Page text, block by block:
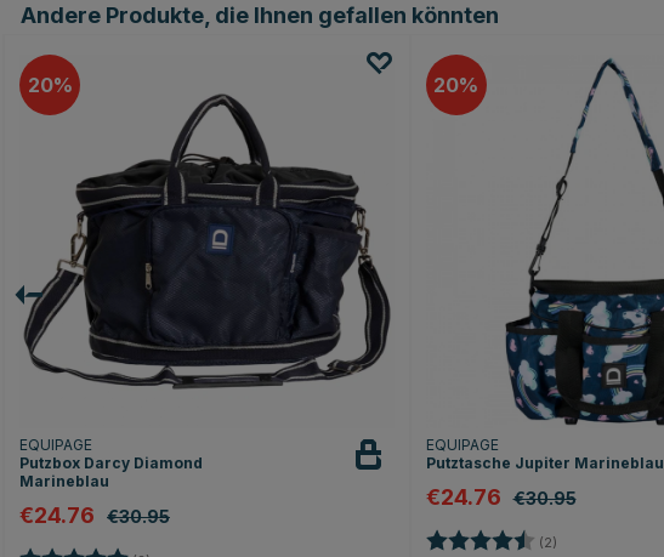
Andere Produkte, die Ihnen gefallen könnten
20
EQUIPAGE
Putzbox Darcy Diamond
Marineblau
€24.76 €30.95
20
EQUIPAGE
Putztasche Jupiter Marineblau
€24.76 €30.95
Bewertung: (2)